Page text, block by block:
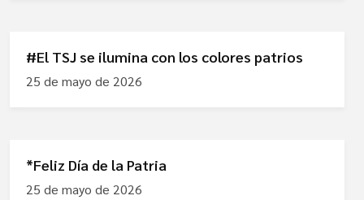
#El TSJ se ilumina con los colores patrios
25 de mayo de 2026
*Feliz Día de la Patria
25 de mayo de 2026